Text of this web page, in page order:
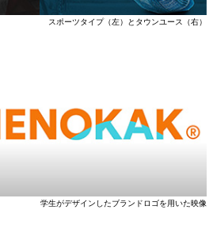
スポーツタイプ（左）とタウンユース（右）
学生がデザインしたブランドロゴを用いた映像